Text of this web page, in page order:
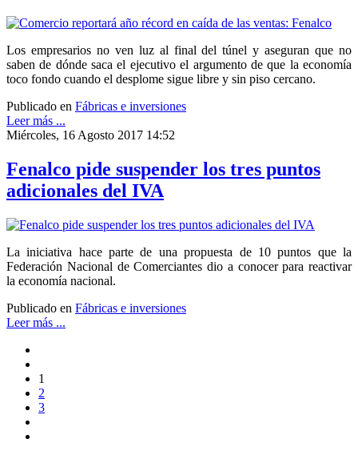
Los empresarios no ven luz al final del túnel y aseguran que no
saben de dónde saca el ejecutivo el argumento de que la economía
toco fondo cuando el desplome sigue libre y sin piso cercano.
Publicado en Fábricas e inversiones
Leer más ...
Miércoles, 16 Agosto 2017 14:52
Fenalco pide suspender los tres puntos
adicionales del IVA
La iniciativa hace parte de una propuesta de 10 puntos que la
Federación Nacional de Comerciantes dio a conocer para reactivar
la economía nacional.
Publicado en Fábricas e inversiones
Leer más ...
1
2
3